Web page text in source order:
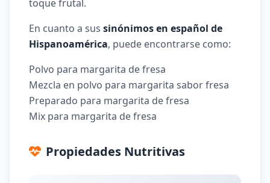
toque frutal.
En cuanto a sus sinónimos en español de
Hispanoamérica, puede encontrarse como:
Polvo para margarita de fresa
Mezcla en polvo para margarita sabor fresa
Preparado para margarita de fresa
Mix para margarita de fresa
Propiedades Nutritivas